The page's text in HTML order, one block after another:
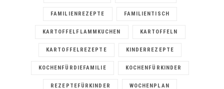
FAMILIENREZEPTE FAMILIENTISCH
KARTOFFELFLAMMKUCHEN KARTOFFELN
KARTOFFELREZEPTE KINDERREZEPTE
KOCHENFÜRDIEFAMILIE KOCHENFÜRKINDER
REZEPTEFÜRKINDER WOCHENPLAN